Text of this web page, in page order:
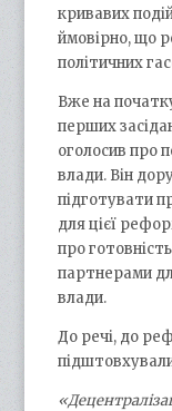
кривавих
ймовірно, що
політичних
Вже на
перших
оголосив про
влади. Він
підготувати
для цієї
про
партнерами
влади.
До речі, до